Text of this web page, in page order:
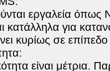
εργαλεία
κατάλληλα για
κυρίως σε
είναι μέτρια.